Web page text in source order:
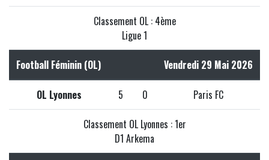
Classement OL : 4ème
Ligue 1
Football Féminin (OL) Vendredi 29 Mai 2026
OL Lyonnes 5 0 Paris FC
Classement OL Lyonnes : 1er
D1 Arkema